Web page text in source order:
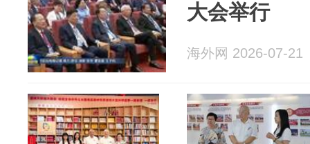
大会举行
海外网 2026-07-21